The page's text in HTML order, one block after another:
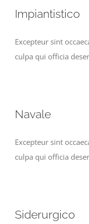
Impiantistico
Excepteur sint
culpa qui officia
Navale
Excepteur sint
culpa qui officia
Siderurgico